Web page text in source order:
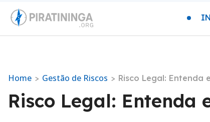
Home > Gestão de Riscos > Risco Legal: Entenda
Risco Legal: